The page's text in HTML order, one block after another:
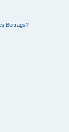
Beitrags?